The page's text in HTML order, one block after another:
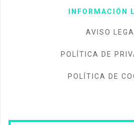
INFORMACIÓN
AVISO
POLÍTICA DE
POLÍTICA DE